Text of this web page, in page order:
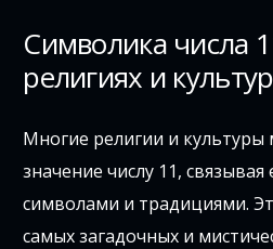
Символика числа
религиях и
Многие религии и
значение числу 11,
символами и традициями.
самых загадочных и